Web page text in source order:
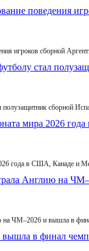
игроков сборной
сборной
года в США, Канаде и
на ЧМ–2026 и вышла в